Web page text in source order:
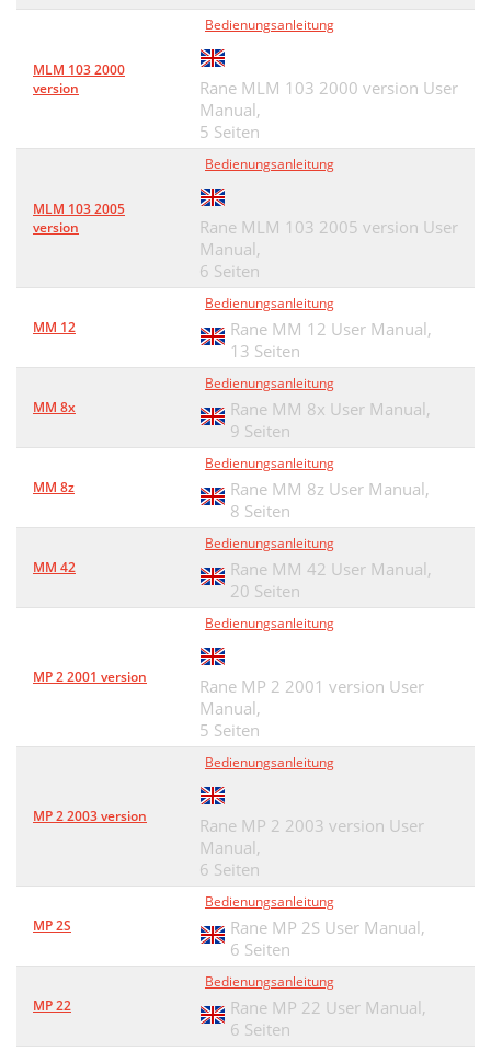
MLM 103 2000
version
Bedienungsanleitung
Rane MLM 103 2000 version User
Manual,
5 Seiten
MLM 103 2005
version
Bedienungsanleitung
Rane MLM 103 2005 version User
Manual,
6 Seiten
MM 12
Bedienungsanleitung
Rane MM 12 User Manual,
13 Seiten
MM 8x
Bedienungsanleitung
Rane MM 8x User Manual,
9 Seiten
MM 8z
Bedienungsanleitung
Rane MM 8z User Manual,
8 Seiten
MM 42
Bedienungsanleitung
Rane MM 42 User Manual,
20 Seiten
MP 2 2001 version
Bedienungsanleitung
Rane MP 2 2001 version User
Manual,
5 Seiten
MP 2 2003 version
Bedienungsanleitung
Rane MP 2 2003 version User
Manual,
6 Seiten
MP 2S
Bedienungsanleitung
Rane MP 2S User Manual,
6 Seiten
MP 22
Bedienungsanleitung
Rane MP 22 User Manual,
6 Seiten